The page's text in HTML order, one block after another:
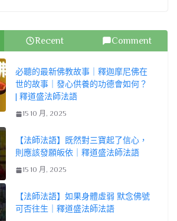
Recent Comment
必聽的最新佛教故事｜釋迦摩尼佛在
世的故事｜發心供養的功德會如何？
| 釋道盛法師法語
15 10 月, 2025
【法師法語】既然對三寶起了信心，
則應該發願皈依｜釋道盛法師法語
15 10 月, 2025
【法師法語】如果身體虛弱 默念佛號
可否往生｜釋道盛法師法語